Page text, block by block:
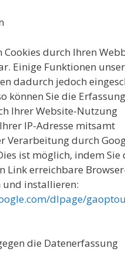
Cookies durch Ihren
Einige Funktionen
dadurch jedoch
können Sie die
Ihrer Website-Nutzung
IP-Adresse mitsamt
Verarbeitung durch
ist möglich, indem Sie
Link erreichbare
installieren:
dlpage/
die Datenerfassung